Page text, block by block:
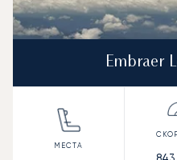
Embraer